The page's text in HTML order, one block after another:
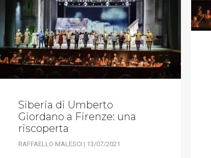
Siberia di Umberto
Giordano a Firenze: una
riscoperta
RAFFAELLO MALESCI | 13/07/2021